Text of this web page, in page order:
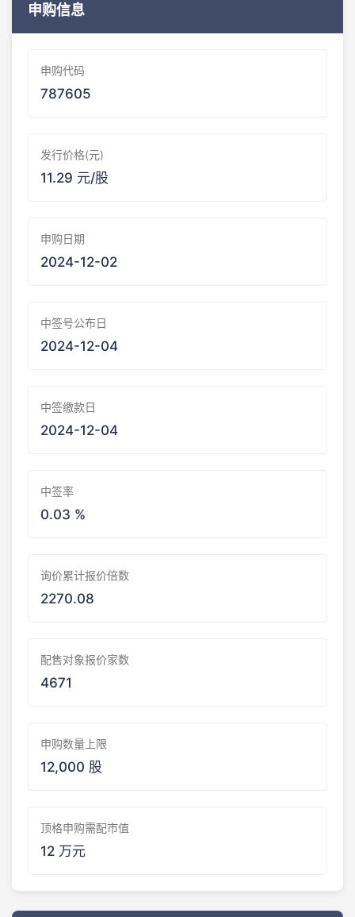
申购信息
申购代码
787605
发行价格(元)
11.29 元/股
申购日期
2024-12-02
中签号公布日
2024-12-04
中签缴款日
2024-12-04
中签率
0.03 %
询价累计报价倍数
2270.08
配售对象报价家数
4671
申购数量上限
12,000 股
顶格申购需配市值
12 万元